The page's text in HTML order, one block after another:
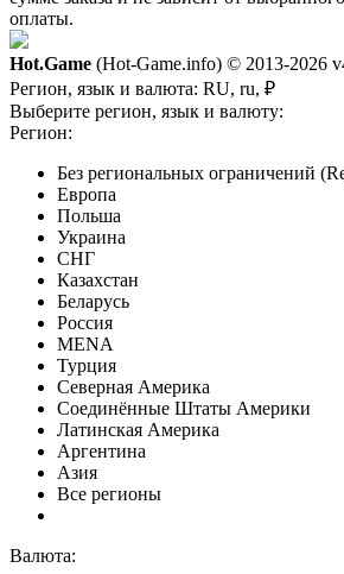
оплаты.
Hot.Game (Hot-Game.info) © 2013-2026
Регион, язык и валюта: RU, ru, ₽
Выберите регион, язык и валюту:
Регион:
Без региональных ограничений
Европа
Польша
Украина
СНГ
Казахстан
Беларусь
Россия
MENA
Турция
Северная Америка
Соединённые Штаты Америки
Латинская Америка
Аргентина
Азия
Все регионы
Валюта: